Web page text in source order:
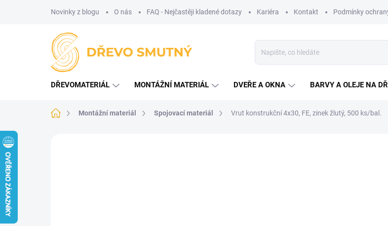
Novinky z blogu O nás FAQ - Nejčastěji kladené dotazy Kariéra Kontakt Podmínky
DŘEVOMATERIÁL MONTÁŽNÍ MATERIÁL DVEŘE A OKNA BARVY A OLEJE NA
Domů Montážní materiál Spojovací materiál Vrut konstrukční 4x30, FE, zinek žlutý, 500 ks/bal.